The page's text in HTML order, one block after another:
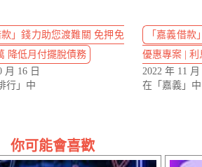
款」錢力助您渡難關 免押免
降低月付擺脫債務
月 16 日
行」中
「嘉義借
優惠專案 | 利
2022 年 11 月
在「嘉義」中
你可能會喜歡